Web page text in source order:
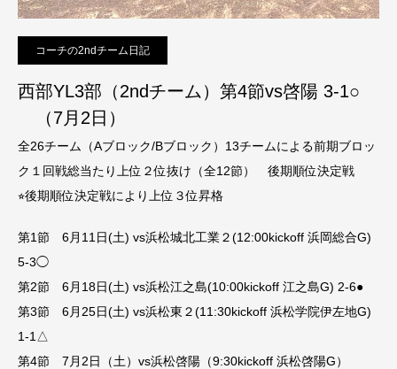
コーチの2ndチーム日記
西部YL3部（2ndチーム）第4節vs啓陽 3-1○
（7月2日）
全26チーム（Aブロック/Bブロック）13チームによる前期ブロッ
ク１回戦総当たり上位２位抜け（全12節） 後期順位決定戦
⭐︎後期順位決定戦により上位３位昇格
第1節 6月11日(土) vs浜松城北工業２(12:00kickoff 浜岡総合G)
5-3◯
第2節 6月18日(土) vs浜松江之島(10:00kickoff 江之島G) 2-6●
第3節 6月25日(土) vs浜松東２(11:30kickoff 浜松学院伊左地G)
1-1△
第4節 7月2日（土）vs浜松啓陽（9:30kickoff 浜松啓陽G）